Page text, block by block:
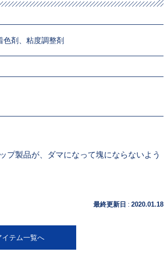
色剤、粘度調整剤
プ製品が、ダマになって塊にならないよう
最終更新日 : 2020.01.18
イテム一覧へ